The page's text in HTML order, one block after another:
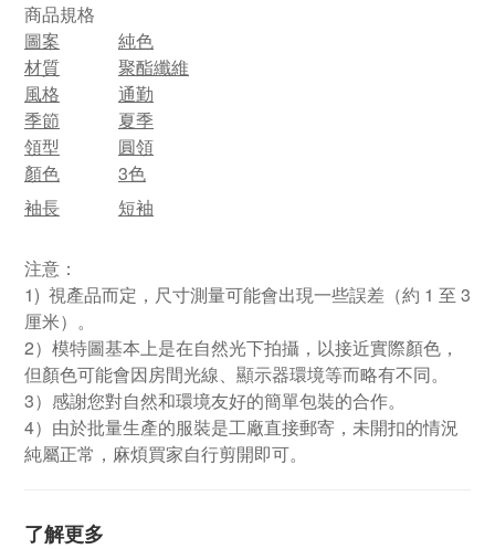
商品規格
圖案
純色
材質
聚酯纖維
風格
通勤
季節
夏季
領型
圓領
顏色
3色
袖長
短袖
注意：
1) 視產品而定，尺寸測量可能會出現一些誤差（約 1 至 3
厘米）。
2）模特圖基本上是在自然光下拍攝，以接近實際顏色，
但顏色可能會因房間光線、顯示器環境等而略有不同。
3）感謝您對自然和環境友好的簡單包裝的合作。
4）由於批量生產的服裝是工廠直接郵寄，未開扣的情況
純屬正常，麻煩買家自行剪開即可。
了解更多